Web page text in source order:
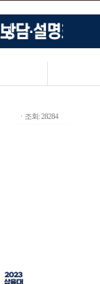
ㆍ조회: 28284